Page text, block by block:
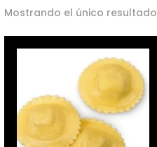
Mostrando el único resultado